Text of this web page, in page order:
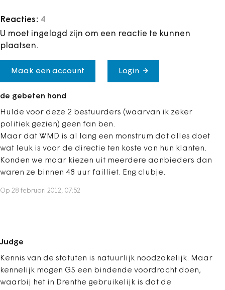
Reacties: 4
U moet ingelogd zijn om een reactie te kunnen
plaatsen.
Maak een account Login
de gebeten hond
Hulde voor deze 2 bestuurders (waarvan ik zeker
politiek gezien) geen fan ben.
Maar dat WMD is al lang een monstrum dat alles doet
wat leuk is voor de directie ten koste van hun klanten.
Konden we maar kiezen uit meerdere aanbieders dan
waren ze binnen 48 uur failliet. Eng clubje.
Op 28 februari 2012, 07:52
Judge
Kennis van de statuten is natuurlijk noodzakelijk. Maar
kennelijk mogen GS een bindende voordracht doen,
waarbij het in Drenthe gebruikelijk is dat de